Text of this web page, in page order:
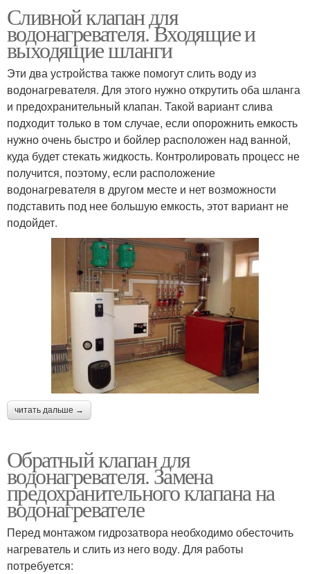
Сливной клапан для
водонагревателя. Входящие и
выходящие шланги
Эти два устройства также помогут слить воду из
водонагревателя. Для этого нужно открутить оба шланга
и предохранительный клапан. Такой вариант слива
подходит только в том случае, если опорожнить емкость
нужно очень быстро и бойлер расположен над ванной,
куда будет стекать жидкость. Контролировать процесс не
получится, поэтому, если расположение
водонагревателя в другом месте и нет возможности
подставить под нее большую емкость, этот вариант не
подойдет.
читать дальше →
Обратный клапан для
водонагревателя. Замена
предохранительного клапана на
водонагревателе
Перед монтажом гидрозатвора необходимо обесточить
нагреватель и слить из него воду. Для работы
потребуется: